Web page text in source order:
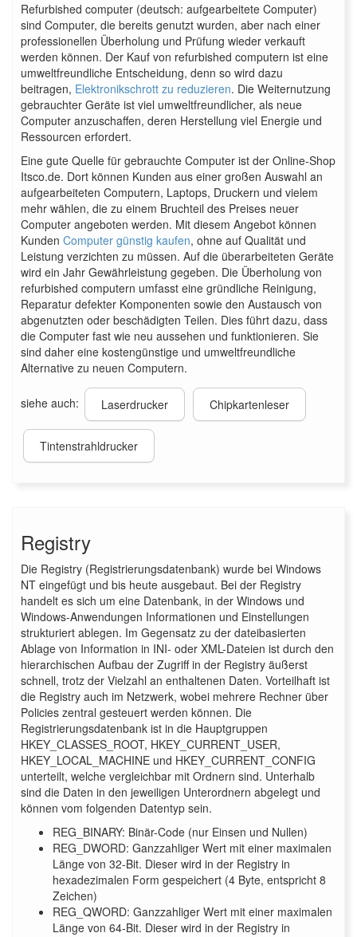
Refurbished computer (deutsch: aufgearbeitete Computer)
sind Computer, die bereits genutzt wurden, aber nach einer
professionellen Überholung und Prüfung wieder verkauft
werden können. Der Kauf von refurbished computern ist eine
umweltfreundliche Entscheidung, denn so wird dazu
beitragen, Elektronikschrott zu reduzieren. Die Weiternutzung
gebrauchter Geräte ist viel umweltfreundlicher, als neue
Computer anzuschaffen, deren Herstellung viel Energie und
Ressourcen erfordert.
Eine gute Quelle für gebrauchte Computer ist der Online-Shop
Itsco.de. Dort können Kunden aus einer großen Auswahl an
aufgearbeiteten Computern, Laptops, Druckern und vielem
mehr wählen, die zu einem Bruchteil des Preises neuer
Computer angeboten werden. Mit diesem Angebot können
Kunden Computer günstig kaufen, ohne auf Qualität und
Leistung verzichten zu müssen. Auf die überarbeiteten Geräte
wird ein Jahr Gewährleistung gegeben. Die Überholung von
refurbished computern umfasst eine gründliche Reinigung,
Reparatur defekter Komponenten sowie den Austausch von
abgenutzten oder beschädigten Teilen. Dies führt dazu, dass
die Computer fast wie neu aussehen und funktionieren. Sie
sind daher eine kostengünstige und umweltfreundliche
Alternative zu neuen Computern.
siehe auch: Laserdrucker Chipkartenleser
Tintenstrahldrucker
Registry
Die Registry (Registrierungsdatenbank) wurde bei Windows
NT eingefügt und bis heute ausgebaut. Bei der Registry
handelt es sich um eine Datenbank, in der Windows und
Windows-Anwendungen Informationen und Einstellungen
strukturiert ablegen. Im Gegensatz zu der dateibasierten
Ablage von Information in INI- oder XML-Dateien ist durch den
hierarchischen Aufbau der Zugriff in der Registry äußerst
schnell, trotz der Vielzahl an enthaltenen Daten. Vorteilhaft ist
die Registry auch im Netzwerk, wobei mehrere Rechner über
Policies zentral gesteuert werden können. Die
Registrierungsdatenbank ist in die Hauptgruppen
HKEY_CLASSES_ROOT, HKEY_CURRENT_USER,
HKEY_LOCAL_MACHINE und HKEY_CURRENT_CONFIG
unterteilt, welche vergleichbar mit Ordnern sind. Unterhalb
sind die Daten in den jeweiligen Unterordnern abgelegt und
können vom folgenden Datentyp sein.
REG_BINARY: Binär-Code (nur Einsen und Nullen)
REG_DWORD: Ganzzahliger Wert mit einer maximalen
Länge von 32-Bit. Dieser wird in der Registry in
hexadezimalen Form gespeichert (4 Byte, entspricht 8
Zeichen)
REG_QWORD: Ganzzahliger Wert mit einer maximalen
Länge von 64-Bit. Dieser wird in der Registry in